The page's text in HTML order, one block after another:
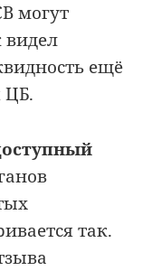
могут
видел
ещё
ЦБ.
так.